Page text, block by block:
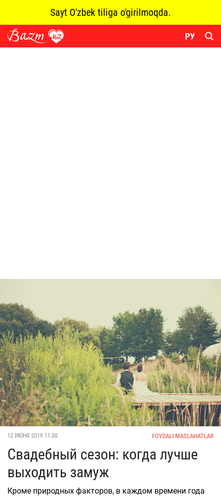
Sayt O'zbek tiliga o'girilmoqda.
РУ
12 ИЮНЯ 2019 11:00 FOYDALI MASLAHATLAR
Свадебный сезон: когда лучше
выходить замуж
Кроме природных факторов, в каждом времени года